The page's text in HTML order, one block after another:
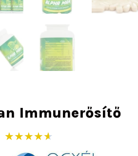
Immunerősítő
★★★★★
4.6